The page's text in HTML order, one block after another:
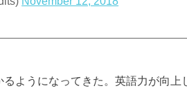
ようになってきた。英語力が向上